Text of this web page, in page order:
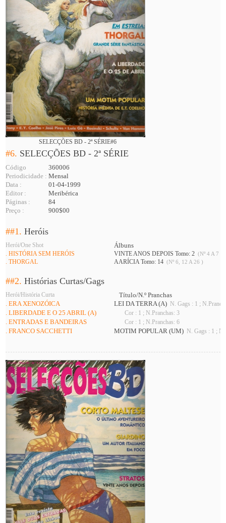
SELECÇÕES BD - 2ª SÉRIE#6
#6. SELECÇÕES BD - 2ª SÉRIE
Código
360006
Periodicidade : Mensal
Data :
01-04-1999
Editor :
Meribérica
Páginas :
84
Preço :
900$00
##1.Heróis
Herói/One Shot Álbuns
. HISTÓRIA SEM HERÓIS VINTE ANOS DEPOIS Tomo: 2 (Nº 4 A 7 )
. THORGAL AARÍCIA Tomo: 14 (Nº 6, 12 A 26 )
##2.Histórias Curtas/Gags
Herói/História Curta
Título/N.º Pranchas
. ERA XENOZÓICA
LEI DA TERRA (A) N. Gags : 1 ;
. LIBERDADE E O 25 ABRIL (A) Cor : 1 ; N.Pranchas: 3
. ENTRADAS E BANDEIRAS Cor : 1 ; N.Pranchas: 6
. FRANCO SACCHETTI MOTIM POPULAR (UM) N. Gags : 1 ;